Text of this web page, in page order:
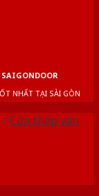
NHẤT TẠI SÀI GÒN
/Cửa thép vân